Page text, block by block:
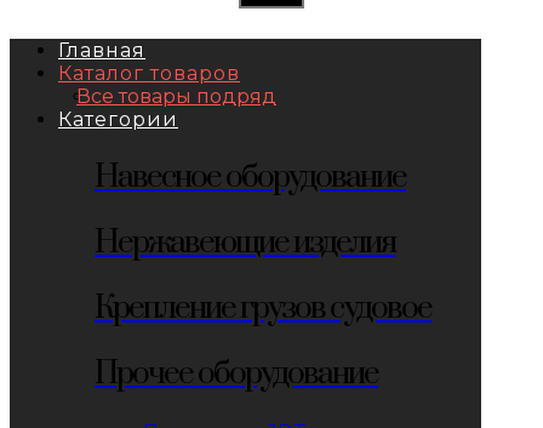
Главная
Каталог товаров
Все товары подряд
Категории
Навесное оборудование
Нержавеющие изделия
Крепление грузов судовое
Прочее оборудование